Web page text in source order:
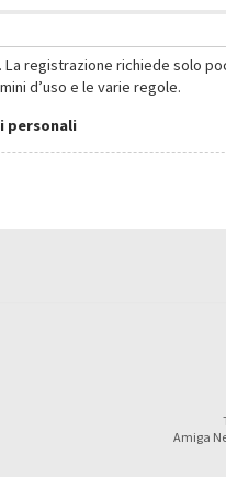
registrazione richiede solo
d’uso e le varie regole.
personali
Amiga